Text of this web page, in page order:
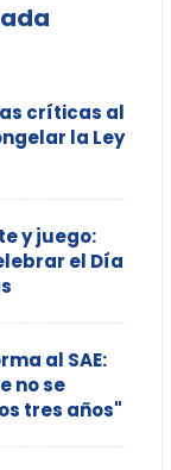
críticas al
la Ley
y juego:
el Día
al SAE:
no se
tres años"